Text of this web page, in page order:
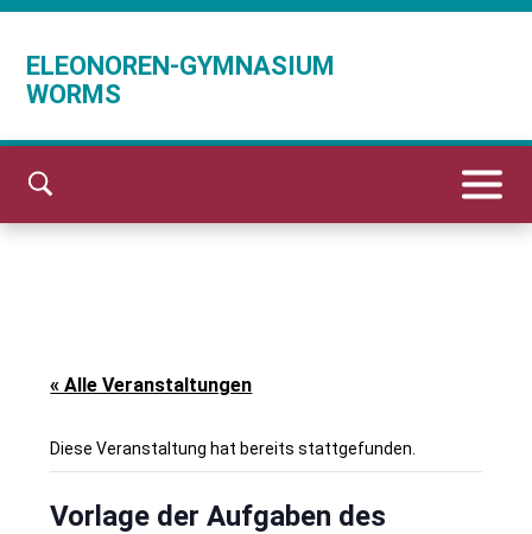
ELEONOREN-GYMNASIUM
WORMS
« Alle Veranstaltungen
Diese Veranstaltung hat bereits stattgefunden.
Vorlage der Aufgaben des